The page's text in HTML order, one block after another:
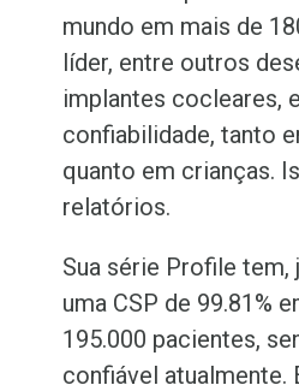
mundo em mais de
líder, entre outros
implantes cocleares,
confiabilidade, tanto
quanto em crianças.
relatórios.
Sua série Profile tem,
uma CSP de 99.81%
195.000 pacientes,
confiável atualmente.